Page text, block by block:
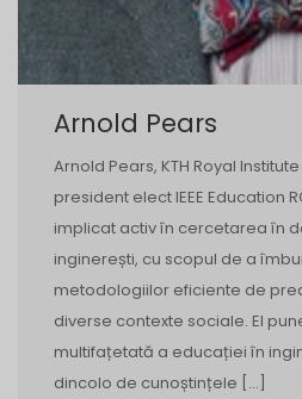
Arnold Pears
Arnold Pears, KTH Royal
president elect IEEE Education
implicat activ în cercetarea în
inginerești, cu scopul de a
metodologiilor eficiente de
diverse contexte sociale. El
multifațetată a educației în
dincolo de cunoștințele […]